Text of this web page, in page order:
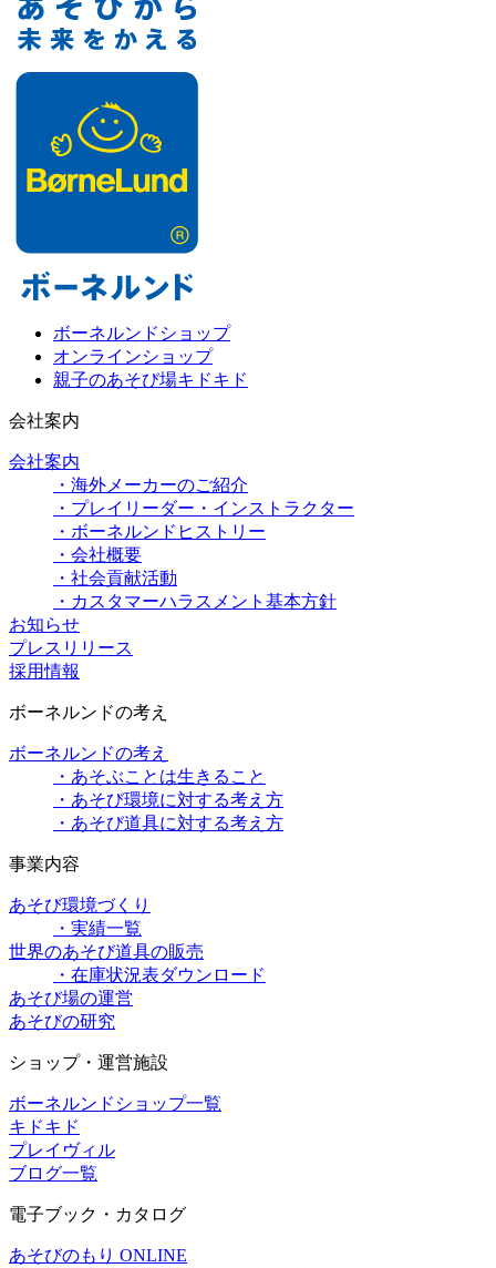
ボーネルンドショップ
オンラインショップ
親子のあそび場キドキド
会社案内
会社案内
・海外メーカーのご紹介
・プレイリーダー・インストラクター
・ボーネルンドヒストリー
・会社概要
・社会貢献活動
・カスタマーハラスメント基本方針
お知らせ
プレスリリース
採用情報
ボーネルンドの考え
ボーネルンドの考え
・あそぶことは生きること
・あそび環境に対する考え方
・あそび道具に対する考え方
事業内容
あそび環境づくり
・実績一覧
世界のあそび道具の販売
・在庫状況表ダウンロード
あそび場の運営
あそびの研究
ショップ・運営施設
ボーネルンドショップ一覧
キドキド
プレイヴィル
ブログ一覧
電子ブック・カタログ
あそびのもり ONLINE